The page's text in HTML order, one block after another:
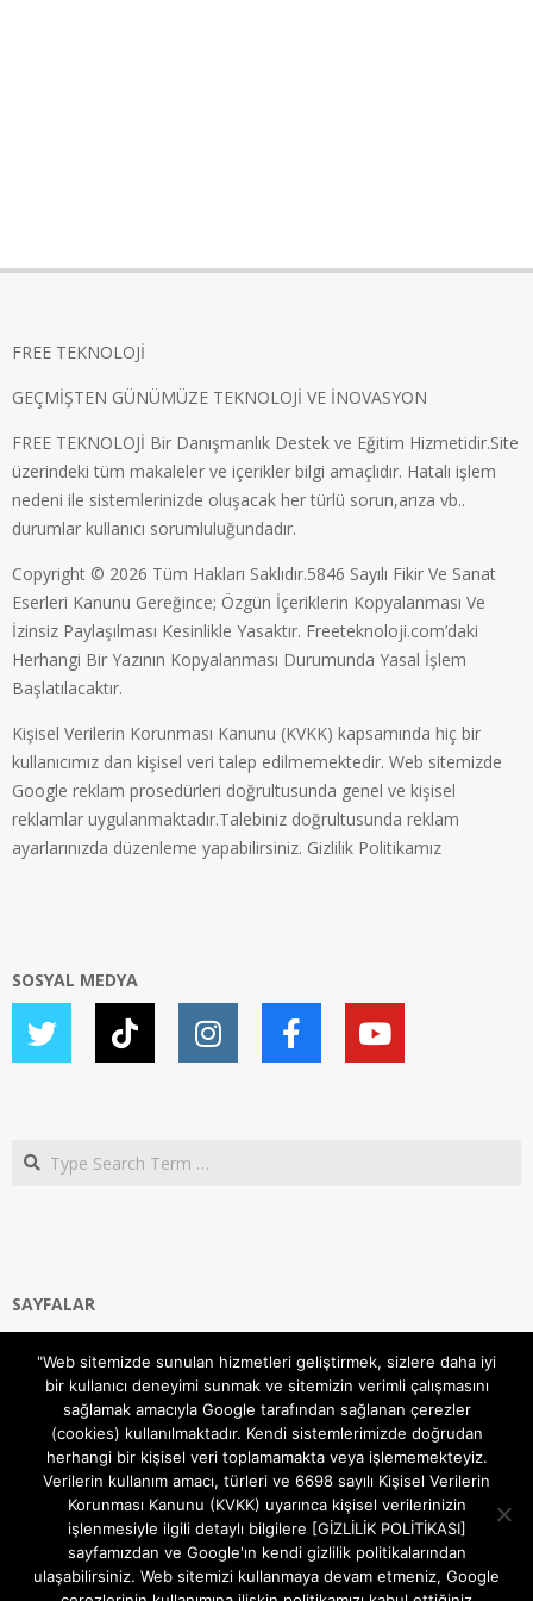
FREE TEKNOLOJİ
GEÇMİŞTEN GÜNÜMÜZE TEKNOLOJİ VE İNOVASYON
FREE TEKNOLOJİ Bir Danışmanlık Destek ve Eğitim Hizmetidir.Site
üzerindeki tüm makaleler ve içerikler bilgi amaçlıdır. Hatalı işlem
nedeni ile sistemlerinizde oluşacak her türlü sorun,arıza vb..
durumlar kullanıcı sorumluluğundadır.
Copyright © 2026 Tüm Hakları Saklıdır.5846 Sayılı Fikir Ve Sanat
Eserleri Kanunu Gereğince; Özgün İçeriklerin Kopyalanması Ve
İzinsiz Paylaşılması Kesinlikle Yasaktır. Freeteknoloji.com’daki
Herhangi Bir Yazının Kopyalanması Durumunda Yasal İşlem
Başlatılacaktır.
Kişisel Verilerin Korunması Kanunu (KVKK) kapsamında hiç bir
kullanıcımız dan kişisel veri talep edilmemektedir. Web sitemizde
Google reklam prosedürleri doğrultusunda genel ve kişisel
reklamlar uygulanmaktadır.Talebiniz doğrultusunda reklam
ayarlarınızda düzenleme yapabilirsiniz. Gizlilik Politikamız
SOSYAL MEDYA
Search
SAYFALAR
Gizlilik ve Çerezler (Cookies) Politikası
Hakkımızda
İletişim Kanalları
MODEM KURULUM
TEKNİK DESTEK
TELEVİZYON SİSTEMLERİ
"Web sitemizde sunulan hizmetleri geliştirmek, sizlere daha iyi
bir kullanıcı deneyimi sunmak ve sitemizin verimli çalışmasını
sağlamak amacıyla Google tarafından sağlanan çerezler
(cookies) kullanılmaktadır. Kendi sistemlerimizde doğrudan
herhangi bir kişisel veri toplamamakta veya işlememekteyiz.
Verilerin kullanım amacı, türleri ve 6698 sayılı Kişisel Verilerin
Korunması Kanunu (KVKK) uyarınca kişisel verilerinizin
işlenmesiyle ilgili detaylı bilgilere [GİZLİLİK POLİTİKASI]
sayfamızdan ve Google'ın kendi gizlilik politikalarından
ulaşabilirsiniz. Web sitemizi kullanmaya devam etmeniz, Google